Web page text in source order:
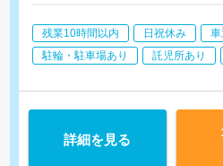
内視鏡機器の洗浄及び機器の管理
残業10時間以内 日祝休み
車
駐輪・駐車場あり
託児所あり
詳細を見る